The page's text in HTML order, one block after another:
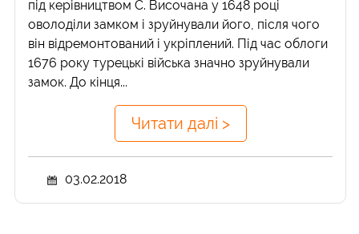
під керівництвом С. Височана у 1648 році
оволоділи замком і зруйнували його, після чого
він відремонтований і укріплений. Під час облоги
1676 року турецькі війська значно зруйнували
замок. До кінця...
Читати далі >
03.02.2018